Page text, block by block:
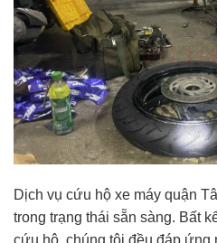
Dịch vụ cứu hộ xe máy quận
trong trạng thái sẵn sàng. Bất
cứu hộ, chúng tôi đều đáp ứng